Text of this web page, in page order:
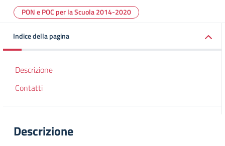
PON e POC per la Scuola 2014-2020
Indice della pagina
Descrizione
Contatti
Descrizione